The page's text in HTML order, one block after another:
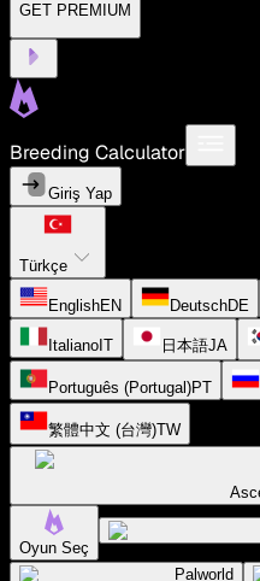
GET PREMIUM
Breeding Calculator
Giriş Yap
Türkçe
EnglishEN DeutschDE
Italiano IT 日本語JA
Português (Portugal)PT
繁體中文 (台灣)TW
Oyun Seç
Palworld